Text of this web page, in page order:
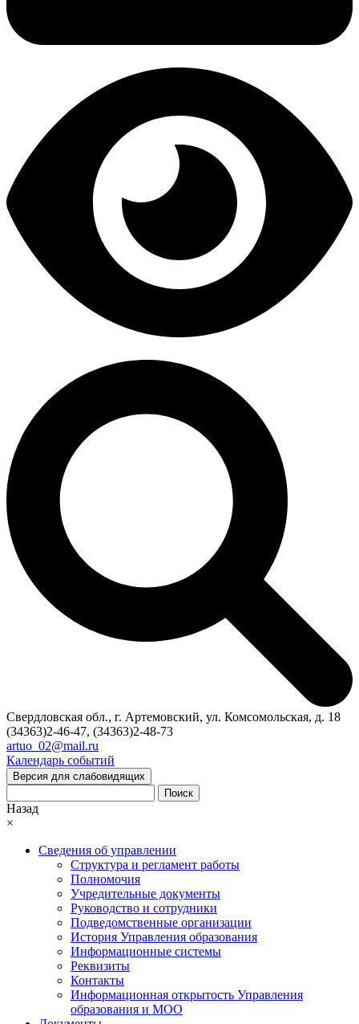
Свердловская обл., г. Артемовский, ул. Комсомольская, д. 18
(34363)2-46-47, (34363)2-48-73
artuo_02@mail.ru
Календарь событий
Версия для слабовидящих
Поиск
Назад
×
Сведения об управлении
Структура и регламент работы
Полномочия
Учредительные документы
Руководство и сотрудники
Подведомственные организации
История Управления образования
Информационные системы
Реквизиты
Контакты
Информационная открытость Управления
образования и МОО